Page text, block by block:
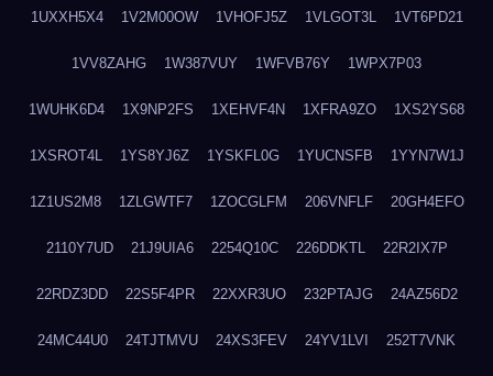
1UXXH5X4 1V2M00OW 1VHOFJ5Z 1VLGOT3L 1VT6PD21
1VV8ZAHG 1W387VUY 1WFVB76Y 1WPX7P03
1WUHK6D4 1X9NP2FS 1XEHVF4N 1XFRA9ZO 1XS2YS68
1XSROT4L 1YS8YJ6Z 1YSKFL0G 1YUCNSFB 1YYN7W1J
1Z1US2M8 1ZLGWTF7 1ZOCGLFM 206VNFLF 20GH4EFO
2110Y7UD 21J9UIA6 2254Q10C 226DDKTL 22R2IX7P
22RDZ3DD 22S5F4PR 22XXR3UO 232PTAJG 24AZ56D2
24MC44U0 24TJTMVU 24XS3FEV 24YV1LVI 252T7VNK